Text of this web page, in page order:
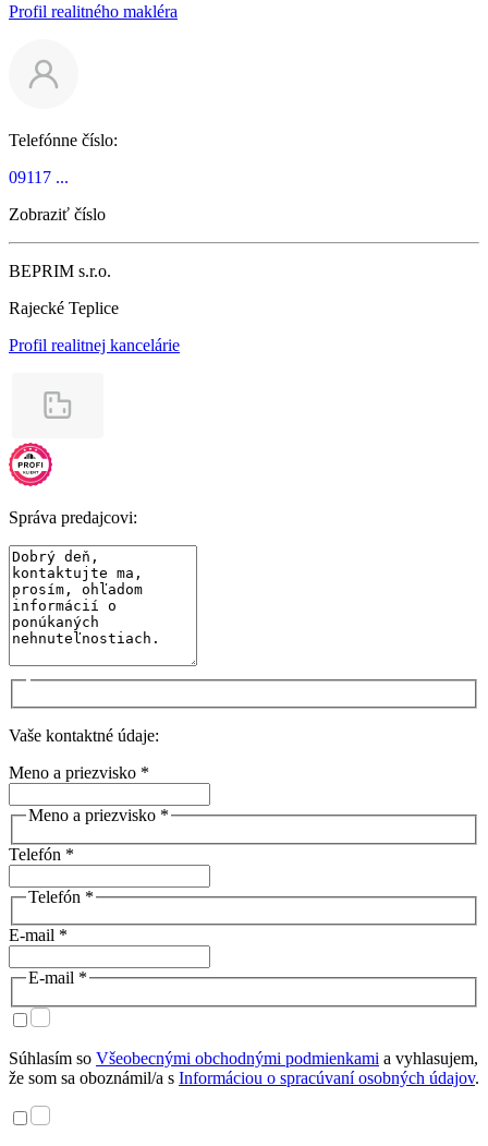
Profil realitného makléra
Telefónne číslo:
09117 ...
Zobraziť číslo
BEPRIM s.r.o.
Rajecké Teplice
Profil realitnej kancelárie
Správa predajcovi:
Vaše kontaktné údaje:
Meno a priezvisko *
Meno a priezvisko *
Telefón *
Telefón *
E-mail *
E-mail *
Súhlasím so Všeobecnými obchodnými podmienkami a vyhlasujem,
že som sa oboznámil/a s Informáciou o spracúvaní osobných údajov.